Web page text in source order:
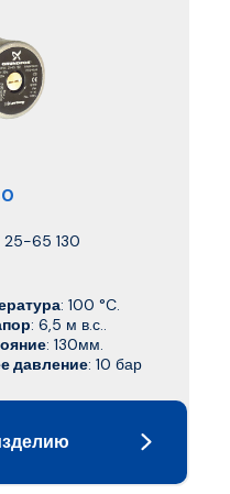
25-65 130
: 100 °C.
: 6,5 м в.с..
: 130мм.
давление: 10 бар